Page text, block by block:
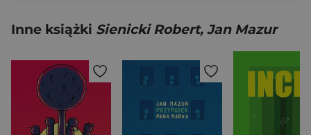
Inne książki Sienicki Robert, Jan Mazur